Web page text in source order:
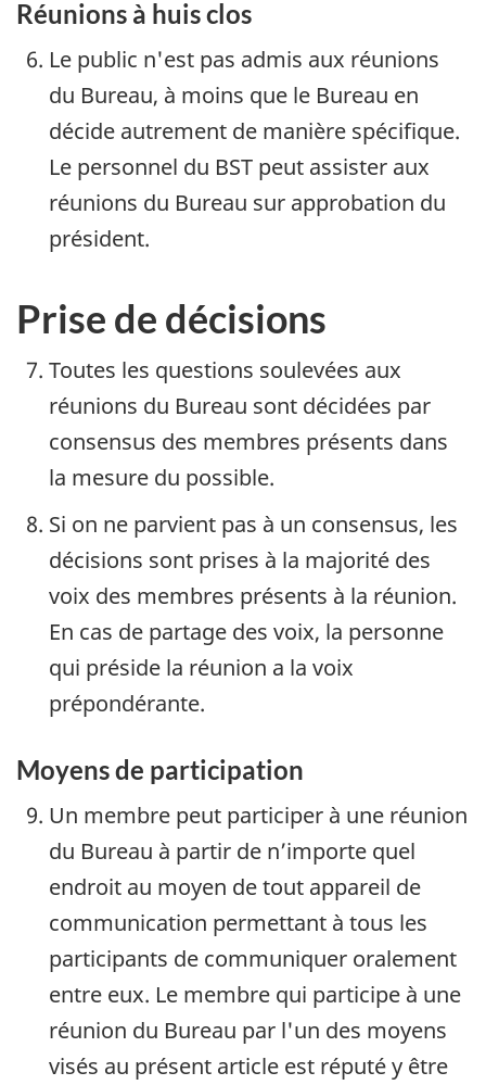
Réunions à huis clos
Le public n'est pas admis aux réunions
du Bureau, à moins que le Bureau en
décide autrement de manière spécifique.
Le personnel du BST peut assister aux
réunions du Bureau sur approbation du
président.
Prise de décisions
Toutes les questions soulevées aux
réunions du Bureau sont décidées par
consensus des membres présents dans
la mesure du possible.
Si on ne parvient pas à un consensus, les
décisions sont prises à la majorité des
voix des membres présents à la réunion.
En cas de partage des voix, la personne
qui préside la réunion a la voix
prépondérante.
Moyens de participation
Un membre peut participer à une réunion
du Bureau à partir de n’importe quel
endroit au moyen de tout appareil de
communication permettant à tous les
participants de communiquer oralement
entre eux. Le membre qui participe à une
réunion du Bureau par l'un des moyens
visés au présent article est réputé y être